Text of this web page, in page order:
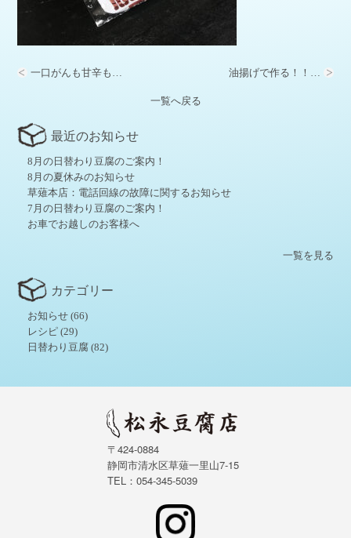
一口がんも甘辛も… 油揚げで作る！！…
一覧へ戻る
最近のお知らせ
8月の日替わり豆腐のご案内！
8月の夏休みのお知らせ
草薙本店：電話回線の故障に関するお知らせ
7月の日替わり豆腐のご案内！
お車でお越しのお客様へ
一覧を見る
カテゴリー
お知らせ (66)
レシピ (29)
日替わり豆腐 (82)
〒424-0884
静岡市清水区草薙一里山7-15
TEL：054-345-5039